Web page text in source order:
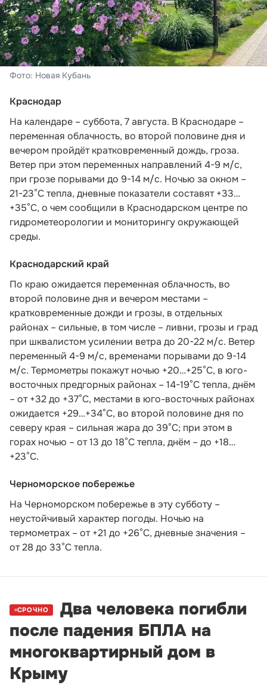
Фото: Новая Кубань
Краснодар
На календаре – суббота, 7 августа. В Краснодаре –
переменная облачность, во второй половине дня и
вечером пройдёт кратковременный дождь, гроза.
Ветер при этом переменных направлений 4-9 м/с,
при грозе порывами до 9-14 м/с. Ночью за окном –
21-23°С тепла, дневные показатели составят +33…
+35°С, о чем сообщили в Краснодарском центре по
гидрометеорологии и мониторингу окружающей
среды.
Краснодарский край
По краю ожидается переменная облачность, во
второй половине дня и вечером местами –
кратковременные дожди и грозы, в отдельных
районах – сильные, в том числе – ливни, грозы и град
при шквалистом усилении ветра до 20-22 м/с. Ветер
переменный 4-9 м/с, временами порывами до 9-14
м/с. Термометры покажут ночью +20…+25°С, в юго-
восточных предгорных районах – 14-19°С тепла, днём
– от +32 до +37°С, местами в юго-восточных районах
ожидается +29…+34°С, во второй половине дня по
северу края – сильная жара до 39°С; при этом в
горах ночью – от 13 до 18°С тепла, днём – до +18…
+23°С.
Черноморское побережье
На Черноморском побережье в эту субботу –
неустойчивый характер погоды. Ночью на
термометрах – от +21 до +26°С, дневные значения –
от 28 до 33°С тепла.
СРОЧНО
Два человека погибли
после падения БПЛА на
многоквартирный дом в
Крыму